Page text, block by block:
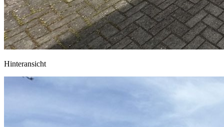
Hinteransicht